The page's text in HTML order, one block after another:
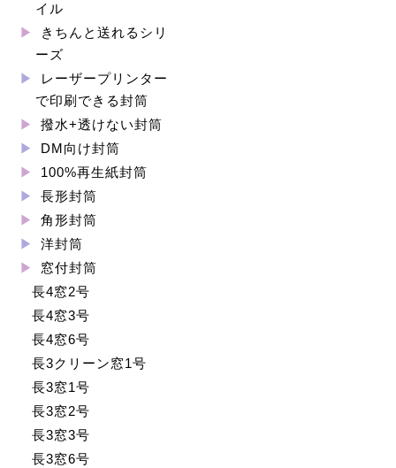
イル
きちんと送れるシリ
ーズ
レーザープリンター
で印刷できる封筒
撥水+透けない封筒
DM向け封筒
100%再生紙封筒
長形封筒
角形封筒
洋封筒
窓付封筒
長4窓2号
長4窓3号
長4窓6号
長3クリーン窓1号
長3窓1号
長3窓2号
長3窓3号
長3窓6号